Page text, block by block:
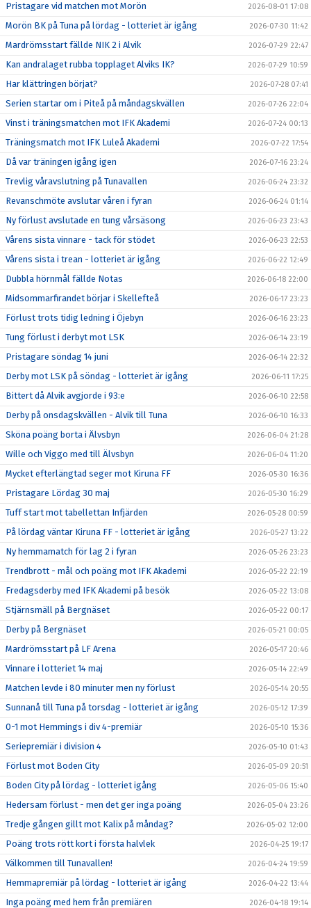
Pristagare vid matchen mot Morön 2026-08-01 17:08
Morön BK på Tuna på lördag - lotteriet är igång 2026-07-30 11:42
Mardrömsstart fällde NIK 2 i Alvik 2026-07-29 22:47
Kan andralaget rubba topplaget Alviks IK? 2026-07-29 10:59
Har klättringen börjat? 2026-07-28 07:41
Serien startar om i Piteå på måndagskvällen 2026-07-26 22:04
Vinst i träningsmatchen mot IFK Akademi 2026-07-24 00:13
Träningsmatch mot IFK Luleå Akademi 2026-07-22 17:54
Då var träningen igång igen 2026-07-16 23:24
Trevlig våravslutning på Tunavallen 2026-06-24 23:32
Revanschmöte avslutar våren i fyran 2026-06-24 01:14
Ny förlust avslutade en tung vårsäsong 2026-06-23 23:43
Vårens sista vinnare - tack för stödet 2026-06-23 22:53
Vårens sista i trean - lotteriet är igång 2026-06-22 12:49
Dubbla hörnmål fällde Notas 2026-06-18 22:00
Midsommarfirandet börjar i Skellefteå 2026-06-17 23:23
Förlust trots tidig ledning i Öjebyn 2026-06-16 23:23
Tung förlust i derbyt mot LSK 2026-06-14 23:19
Pristagare söndag 14 juni 2026-06-14 22:32
Derby mot LSK på söndag - lotteriet är igång 2026-06-11 17:25
Bittert då Alvik avgjorde i 93:e 2026-06-10 22:58
Derby på onsdagskvällen - Alvik till Tuna 2026-06-10 16:33
Sköna poäng borta i Älvsbyn 2026-06-04 21:28
Wille och Viggo med till Älvsbyn 2026-06-04 11:20
Mycket efterlängtad seger mot Kiruna FF 2026-05-30 16:36
Pristagare Lördag 30 maj 2026-05-30 16:29
Tuff start mot tabellettan Infjärden 2026-05-28 00:59
På lördag väntar Kiruna FF - lotteriet är igång 2026-05-27 13:22
Ny hemmamatch för lag 2 i fyran 2026-05-26 23:23
Trendbrott - mål och poäng mot IFK Akademi 2026-05-22 22:19
Fredagsderby med IFK Akademi på besök 2026-05-22 13:08
Stjärnsmäll på Bergnäset 2026-05-22 00:17
Derby på Bergnäset 2026-05-21 00:05
Mardrömsstart på LF Arena 2026-05-17 20:46
Vinnare i lotteriet 14 maj 2026-05-14 22:49
Matchen levde i 80 minuter men ny förlust 2026-05-14 20:55
Sunnanå till Tuna på torsdag - lotteriet är igång 2026-05-12 17:39
0-1 mot Hemmings i div 4-premiär 2026-05-10 15:36
Seriepremiär i division 4 2026-05-10 01:43
Förlust mot Boden City 2026-05-09 20:51
Boden City på lördag - lotteriet igång 2026-05-06 15:40
Hedersam förlust - men det ger inga poäng 2026-05-04 23:26
Tredje gången gillt mot Kalix på måndag? 2026-05-02 12:00
Poäng trots rött kort i första halvlek 2026-04-25 19:17
Välkommen till Tunavallen! 2026-04-24 19:59
Hemmapremiär på lördag - lotteriet är igång 2026-04-22 13:44
Inga poäng med hem från premiären 2026-04-18 19:14